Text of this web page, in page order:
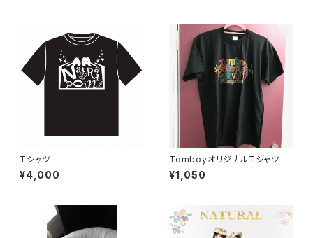
Tシャツ
¥4,000
TomboyオリジナルTシャツ
¥1,050